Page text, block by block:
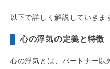
以下で詳しく解説していきま
心の浮気の定義と特徴
心の浮気とは、パートナー以